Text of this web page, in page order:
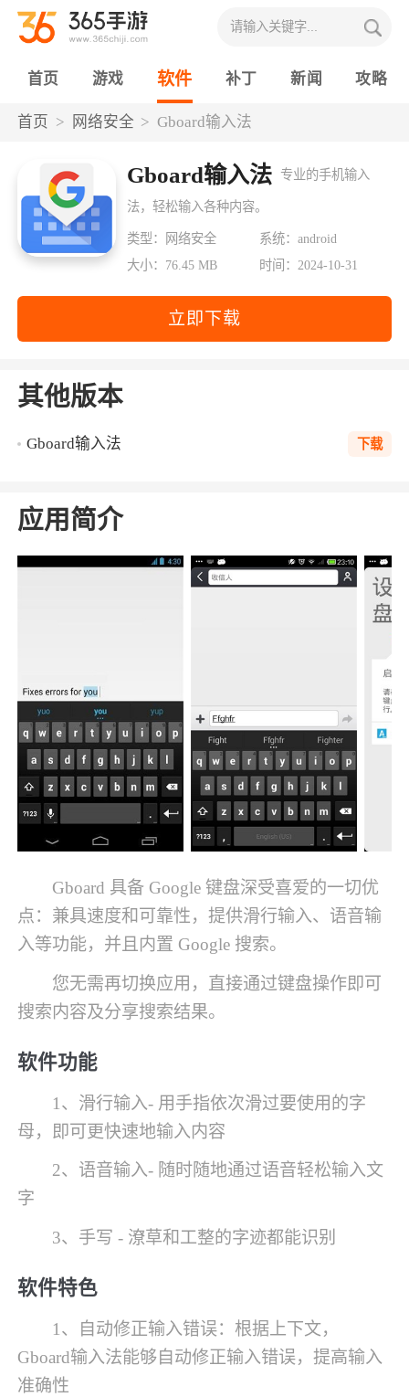
首页 游戏 软件 补丁 新闻 攻略
首页 网络安全 Gboard输入法
Gboard输入法 专业的手机输入
法，轻松输入各种内容。
类型：网络安全
系统：android
大小：76.45 MB
时间：2024-10-31
立即下载
其他版本
Gboard输入法 下载
应用简介
Gboard 具备 Google 键盘深受喜爱的一切优
点：兼具速度和可靠性，提供滑行输入、语音输
入等功能，并且内置 Google 搜索。
您无需再切换应用，直接通过键盘操作即可
搜索内容及分享搜索结果。
软件功能
1、滑行输入- 用手指依次滑过要使用的字
母，即可更快速地输入内容
2、语音输入- 随时随地通过语音轻松输入文
字
3、手写 - 潦草和工整的字迹都能识别
软件特色
1、自动修正输入错误：根据上下文，
Gboard输入法能够自动修正输入错误，提高输入
准确性